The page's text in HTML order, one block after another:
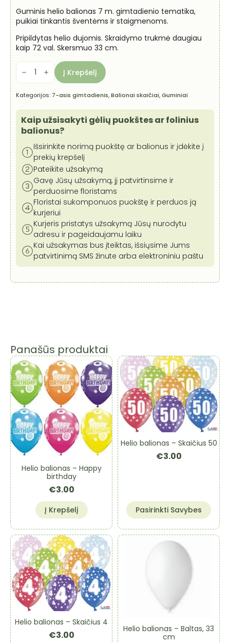
Guminis helio balionas 7 m. gimtadienio tematika,
puikiai tinkantis šventėms ir staigmenoms.
Pripildytas helio dujomis. Skraidymo trukmė daugiau
kaip 72 val. Skersmuo 33 cm.
produkto
kiekis:
Helio
balionas
-
Skaičius
7
auksinis
Į Krepšelį
Kategorijos: 7-asis gimtadienis,Balionai skaičiai,Guminiai
Kaip užsisakyti gėlių puokštes ar folinius
balionus?
Išsirinkite norimą puokštę ar balionus ir įdėkite į
prekių krepšelį
Pateikite užsakymą
Gavę Jūsų užsakymą, jį patvirtinsime ir
perduosime floristams
Floristai sukomponuos puokštę ir perduos ją
kurjeriui
Kurjeris pristatys užsakymą Jūsų nurodytu
adresu ir pageidaujamu laiku
Kai užsakymas bus įteiktas, išsiųsime Jums
patvirtinimą SMS žinute arba elektroniniu paštu
Panašūs produktai
Helio balionas – Happy
birthday
€3.00
Į Krepšelį
Helio balionas – Skaičius 50
€3.00
Pasirinkti Savybes
This
product
has
multiple
the
Helio balionas – Skaičius 4
€3.00
Helio balionas – Baltas, 33
cm